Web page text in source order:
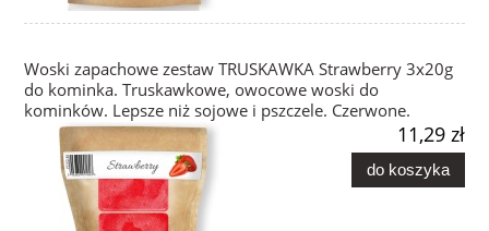
Woski zapachowe zestaw TRUSKAWKA Strawberry 3x20g
do kominka. Truskawkowe, owocowe woski do
kominków. Lepsze niż sojowe i pszczele. Czerwone.
11,29 zł
do koszyka